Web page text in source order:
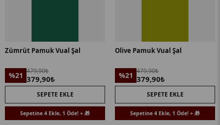
Zümrüt Pamuk Vual Şal
%21 479,90₺
379,90₺
SEPETE EKLE
Sepetine 4 Ekle, 1 Öde! + 🎁
Olive Pamuk Vual Şal
%21 479,90₺
379,90₺
SEPETE EKLE
Sepetine 4 Ekle, 1 Öde! + 🎁